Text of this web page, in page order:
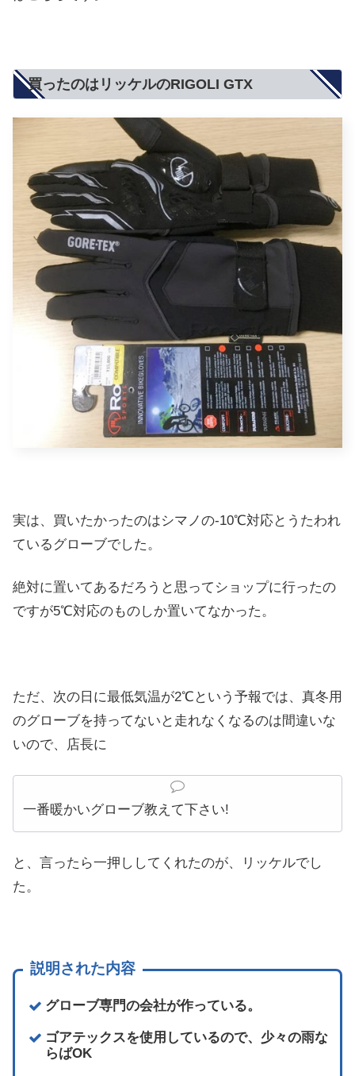
買ったのはリッケルのRIGOLI GTX
実は、買いたかったのはシマノの-10℃対応とうたわれ
ているグローブでした。
絶対に置いてあるだろうと思ってショップに行ったの
ですが5℃対応のものしか置いてなかった。
ただ、次の日に最低気温が2℃という予報では、真冬用
のグローブを持ってないと走れなくなるのは間違いな
いので、店長に
一番暖かいグローブ教えて下さい!
と、言ったら一押ししてくれたのが、リッケルでし
た。
説明された内容
グローブ専門の会社が作っている。
ゴアテックスを使用しているので、少々の雨な
らばOK